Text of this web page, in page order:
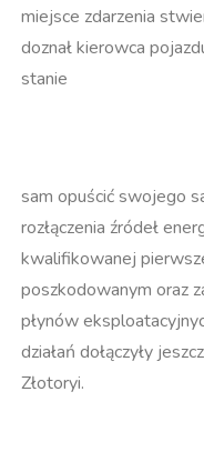
miejsce zdarzenia
doznał kierowca
stanie
sam opuścić swojego
rozłączenia źródeł
kwalifikowanej
poszkodowanym oraz
płynów
działań dołączyły
Złotoryi.